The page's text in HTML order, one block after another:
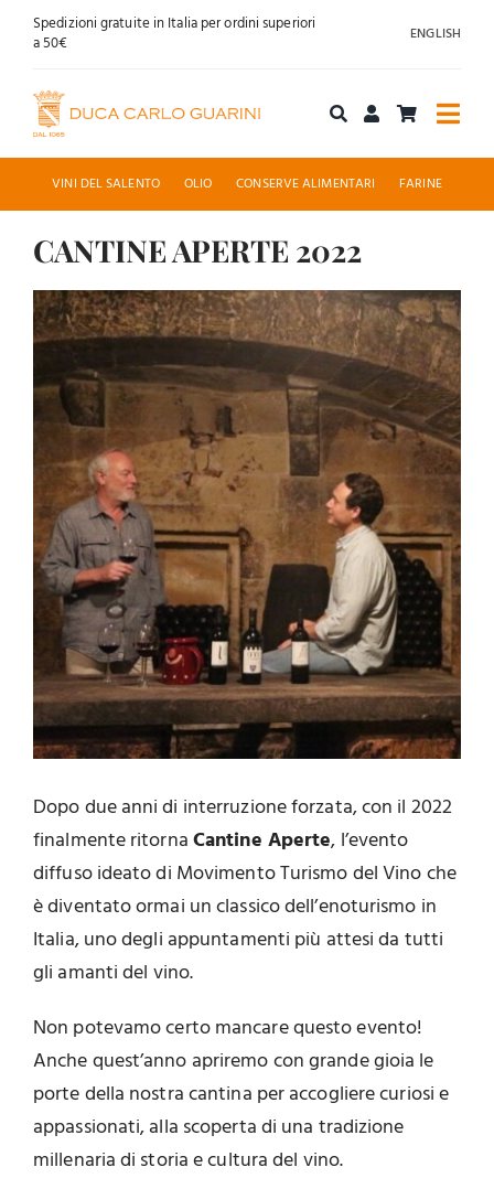
SaltaSpedizioni gratuite in Italia per ordini superiori
a 50€
ENGLISH
Acquista online
Chi siamo
Accoglienza
Contatti
VINI DEL SALENTO OLIO CONSERVE ALIMENTARI FARINE
CANTINE APERTE 2022
Ingrandisci
immagine
Dopo due anni di interruzione forzata, con il 2022
finalmente ritornaCantine Aperte, l’evento
diffuso ideato di Movimento Turismo del Vino che
è diventato ormai un classico dell’enoturismo in
Italia, uno degli appuntamenti più attesi da tutti
gli amanti del vino.
Non potevamo certo mancare questo evento!
Anche quest’anno apriremo con grande gioia le
porte della nostra cantina per accogliere curiosi e
appassionati, alla scoperta di una tradizione
millenaria di storia e cultura del vino.